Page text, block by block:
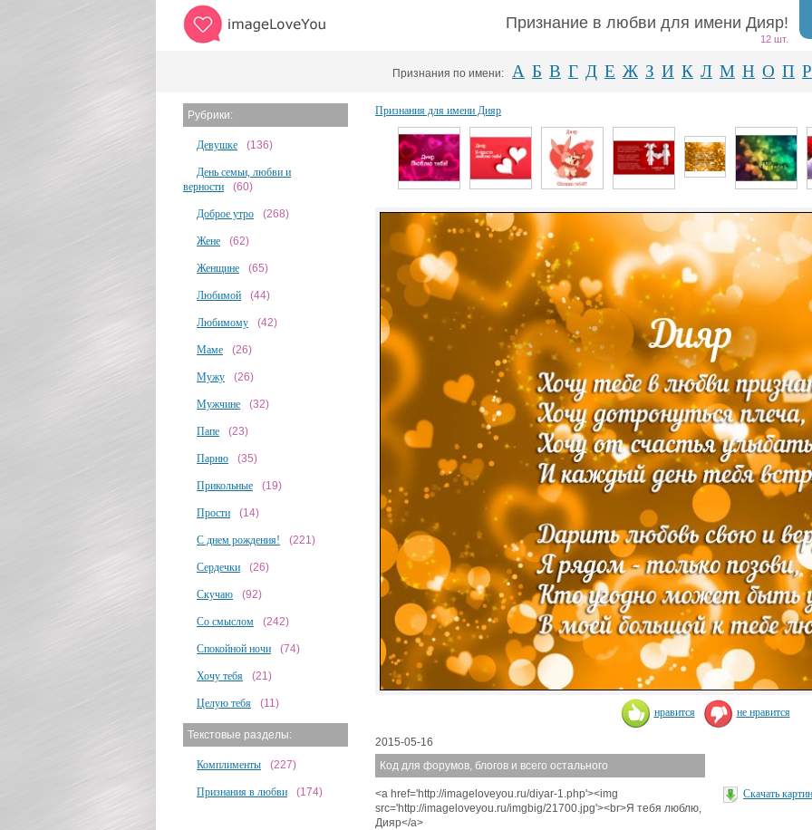
Признание в любви для имени Дияр!
12 шт.
Признания по имени: А Б В Г Д Е Ж З И К Л М Н О П Р
Рубрики:
Девушке (136)
День семьи, любви и
верности
(60)
Доброе утро (268)
Жене (62)
Женщине (65)
Любимой (44)
Любимому (42)
Маме (26)
Мужу (26)
Мужчине (32)
Папе (23)
Парню (35)
Прикольные (19)
Прости (14)
С днем рождения! (221)
Сердечки (26)
Скучаю (92)
Со смыслом (242)
Спокойной ночи (74)
Хочу тебя (21)
Целую тебя (11)
Текстовые разделы:
Комплименты (227)
Признания в любви (174)
Признания для имени Дияр
нравится не нравится
2015-05-16
Код для форумов, блогов и всего остального
<a href='http://imageloveyou.ru/diyar-1.php'><img
src='http://imageloveyou.ru/imgbig/21700.jpg'><br>Я тебя люблю,
Дияр</a>
Скачать